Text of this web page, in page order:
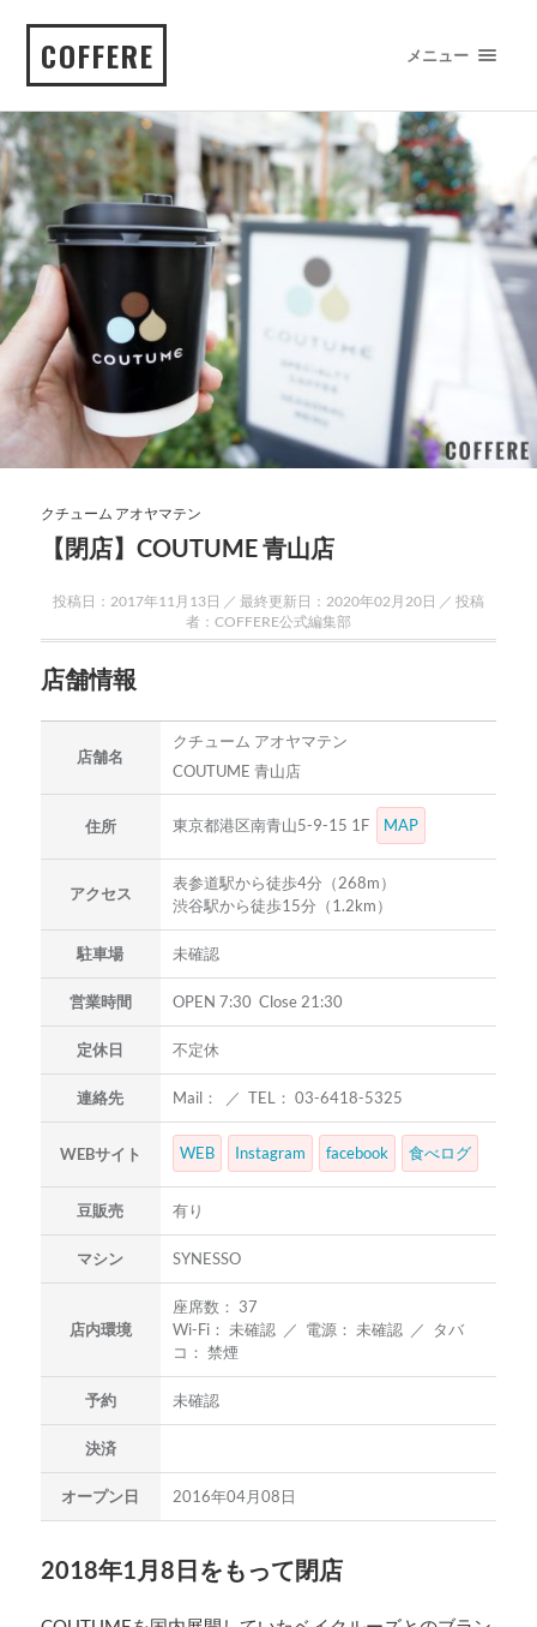
COFFERE メニュー
クチューム アオヤマテン
【閉店】COUTUME 青山店
投稿日：2017年11月13日 ／ 最終更新日：2020年02月20日 ／ 投稿
者：COFFERE公式編集部
店舗情報
店舗名
クチューム アオヤマテン
COUTUME 青山店
住所 東京都港区南青山5-9-15 1F MAP
アクセス
表参道駅から徒歩4分（268m）
渋谷駅から徒歩15分（1.2km）
駐車場 未確認
営業時間 OPEN 7:30 Close 21:30
定休日 不定休
連絡先 Mail： ／ TEL： 03-6418-5325
WEBサイト WEB Instagram facebook 食べログ
豆販売 有り
マシン SYNESSO
店内環境
座席数： 37
Wi-Fi： 未確認 ／ 電源： 未確認 ／ タバ
コ： 禁煙
予約 未確認
決済
オープン日 2016年04月08日
2018年1月8日をもって閉店